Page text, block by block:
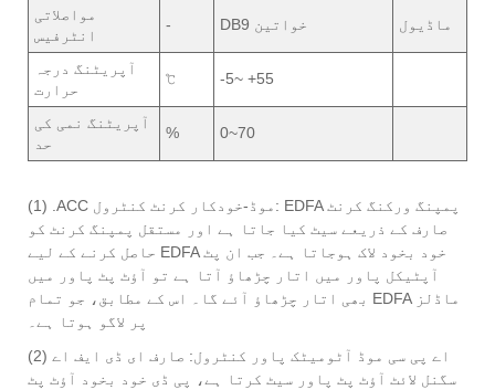
مواصلاتی
انٹرفیس
- DB9 خواتین ماڈیول
آپریٹنگ درجہ
حرارت
℃ -5~ +55
آپریٹنگ نمی کی
حد
% 0~70
(1) .ACC موڈ-خودکار کرنٹ کنٹرول: EDFA پمپنگ ورکنگ کرنٹ
صارف کے ذریعے سیٹ کیا جاتا ہے اور مستقل پمپنگ کرنٹ کو
حاصل کرنے کے لیے EDFA خود بخود لاک ہوجاتا ہے۔ جب ان پٹ
آپٹیکل پاور میں اتار چڑھاؤ آتا ہے تو آؤٹ پٹ پاور میں
بھی اتار چڑھاؤ آئے گا۔ اس کے مطابق، جو تمام EDFA ماڈلز
پر لاگو ہوتا ہے۔
(2) اے پی سی موڈ آٹومیٹک پاور کنٹرول: صارف ای ڈی ایف اے
سگنل لائٹ آؤٹ پٹ پاور سیٹ کرتا ہے، پی ڈی خود بخود آؤٹ پٹ